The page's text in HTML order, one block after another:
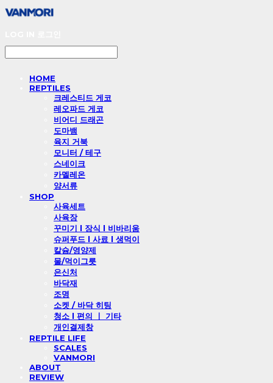
HOME
REPTILES
크레스티드 게코
레오파드 게코
비어디 드래곤
도마뱀
육지 거북
모니터 / 테구
스네이크
카멜레온
양서류
SHOP
사육세트
사육장
꾸미기 l 장식 l 비바리움
슈퍼푸드 l 사료 l 생먹이
칼슘/영양제
물/먹이그릇
은신처
바닥재
조명
소켓 / 바닥 히팅
청소 l 편의 ㅣ 기타
개인결제창
REPTILE LIFE
SCALES
VANMORI
ABOUT
REVIEW